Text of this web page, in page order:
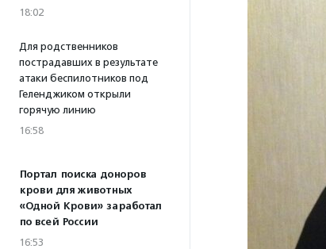
18:02
Для родственников
пострадавших в результате
атаки беспилотников под
Геленджиком открыли
горячую линию
16:58
Портал поиска доноров
крови для животных
«Одной Крови» заработал
по всей России
16:53